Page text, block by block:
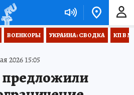
ВОЕНКОРЫ УКРАИНА: СВОДКА КП В
2026 15:05